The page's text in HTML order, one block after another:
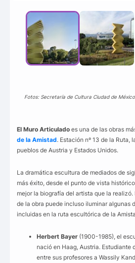
Fotos: Secretaría de Cultura Ciudad de
El Muro Articulado es una de las obras
de la Amistad. Estación nº 13 de la Ruta,
pueblos de Austria y Estados Unidos.
La dramática escultura de mediados de
más éxito, desde el punto de vista
mejor la biografía del artista que la
de la obra puede incluso iluminar algunas
incluidas en la ruta escultórica de la
Herbert Bayer (1900-1985), el
nació en Haag, Austria. Estudiante
entre sus profesores a Wassily